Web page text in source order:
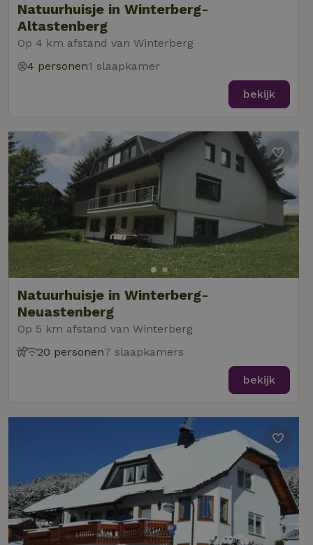
Natuurhuisje in Winterberg-
Altastenberg
Op 4 km afstand van Winterberg
4 personen1 slaapkamer
bekijk
Natuurhuisje in Winterberg-
Neuastenberg
Op 5 km afstand van Winterberg
20 personen7 slaapkamers
bekijk